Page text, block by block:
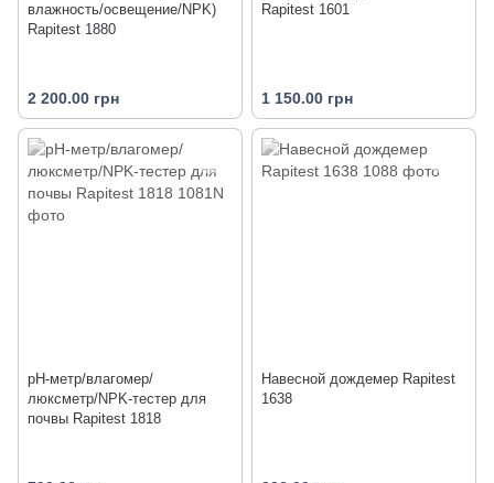
влажность/освещение/NPK)
Rapitest 1880
2 200.00 грн
Rapitest 1601
1 150.00 грн
pH-метр/влагомер/
люксметр/NPK-тестер для
почвы Rapitest 1818
Навесной дождемер Rapitest
1638